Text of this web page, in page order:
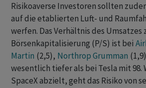
Risikoaverse Investoren sollten
auf die etablierten Luft- und
werfen. Das Verhältnis des Umsatzes
Börsenkapitalisierung (P/S) ist bei
Martin (2,5), Northrop Grumman
wesentlich tiefer als bei Tesla mit 98.
SpaceX abzielt, geht das Risiko von